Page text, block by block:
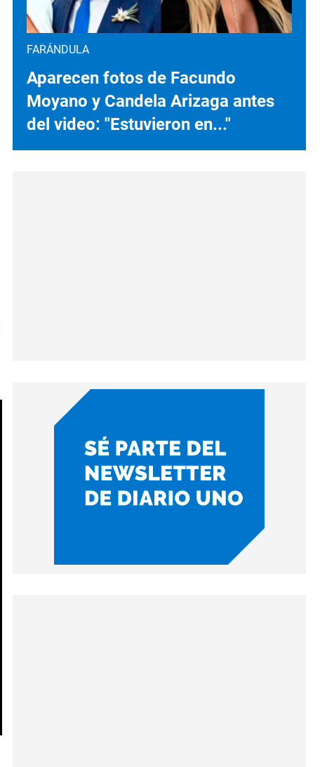
FARÁNDULA
Aparecen fotos de Facundo
Moyano y Candela Arizaga antes
del video: "Estuvieron en..."